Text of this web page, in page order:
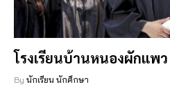
โรงเรียนบ้านหนองผักแพ
By นักเรียน นักศึกษา